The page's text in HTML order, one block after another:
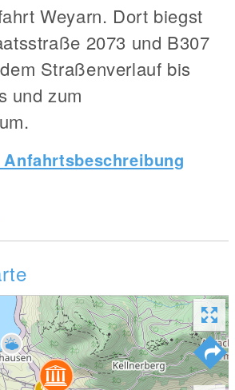
Weyarn. Dort biegst
2073 und B307
Straßenverlauf bis
und zum